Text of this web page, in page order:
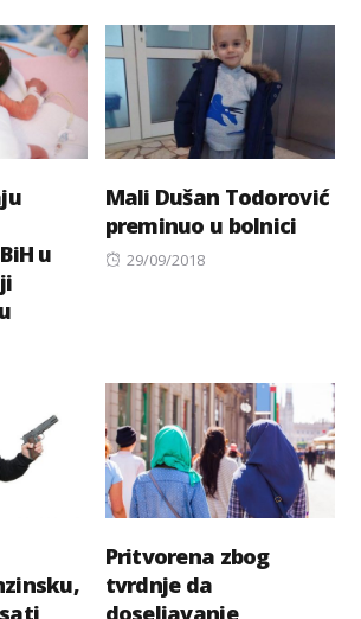
u
Mali Dušan Todorović
preminuo u bolnici
Posted
29/09/2018
Pritvorena zbog
tvrdnje da
doseljavanje